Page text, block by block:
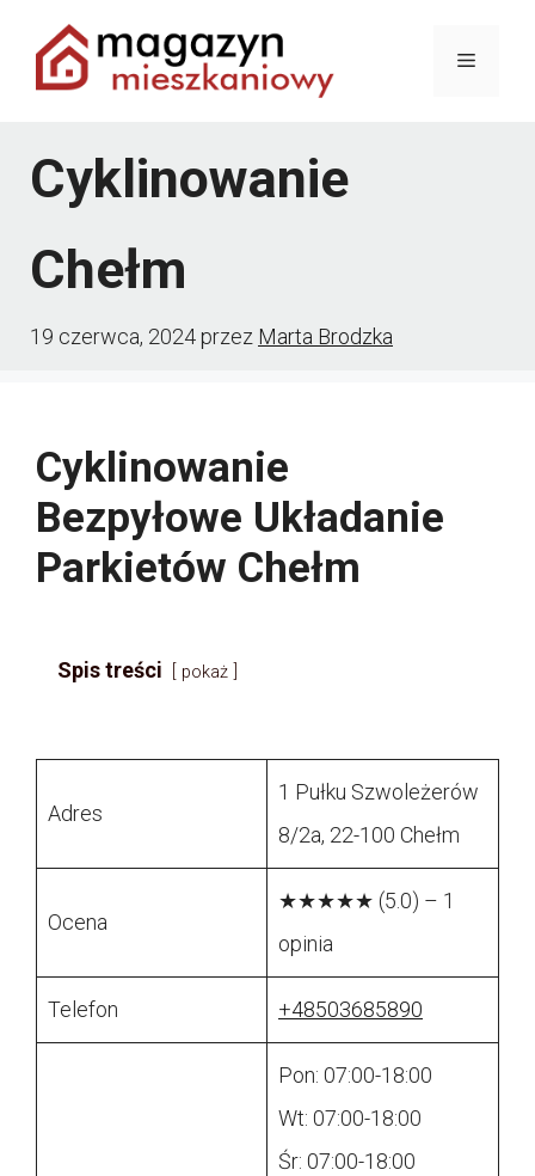
Przejdź
Menu
Cyklinowanie
Chełm
19 czerwca, 2024przez Marta Brodzka
Cyklinowanie
Bezpyłowe Układanie
Parkietów Chełm
Spis treści pokaż
Adres
1 Pułku Szwoleżerów
8/2a, 22-100 Chełm
Ocena
★★★★★ (5.0) – 1
opinia
Telefon +48503685890
Pon: 07:00-18:00
Wt: 07:00-18:00
Śr: 07:00-18:00